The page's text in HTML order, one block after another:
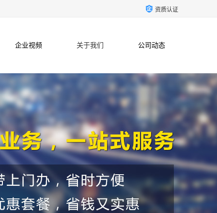
资质认证
企业视频 关于我们 公司动态
联系方式